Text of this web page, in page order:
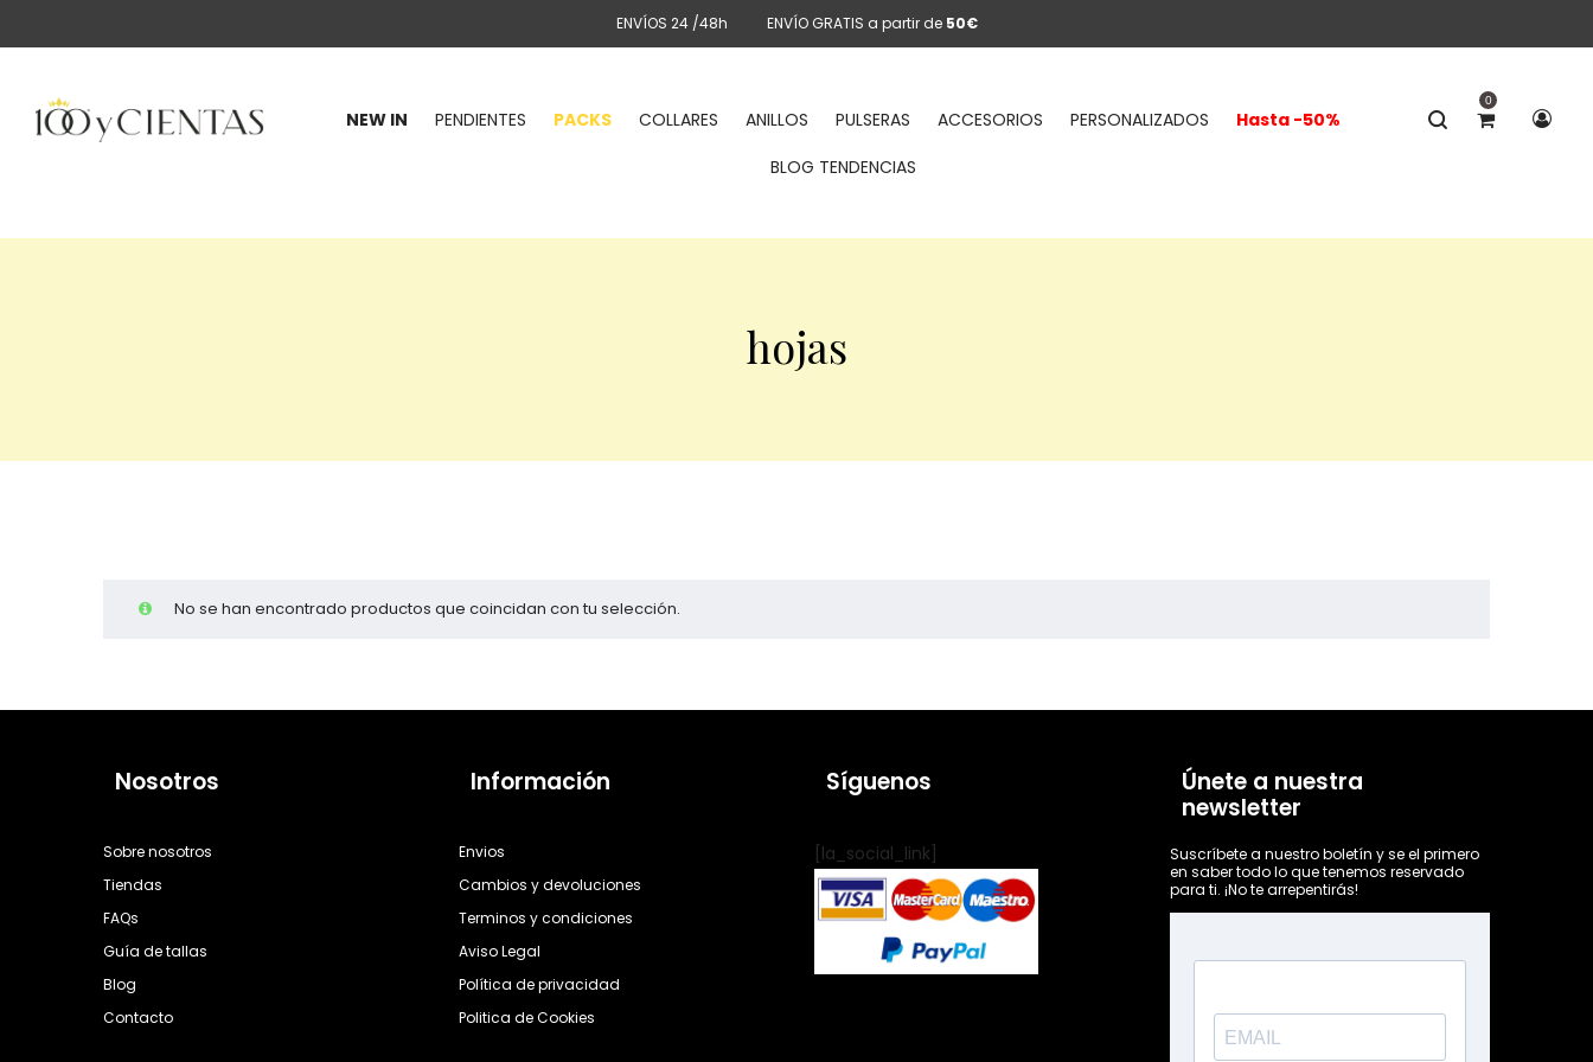
ENVÍOS 24 /48h ENVÍO GRATIS a partir de 50€
0
NEW IN PENDIENTES PACKS COLLARES ANILLOS PULSERAS ACCESORIOS PERSONALIZADOS
Hasta -50%
BLOG TENDENCIAS
hojas
No se han encontrado productos que coincidan con tu selección.
Nosotros
Sobre nosotros
Tiendas
FAQs
Guía de tallas
Blog
Contacto
Información
Envios
Cambios y devoluciones
Terminos y condiciones
Aviso Legal
Política de privacidad
Politica de Cookies
Síguenos
[la_social_link]
Únete a nuestra
newsletter
Suscríbete a nuestro boletín y se el primero
en saber todo lo que tenemos reservado
para ti. ¡No te arrepentirás!